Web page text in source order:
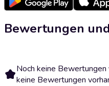
Bewertungen
Noch keine
keine Bewertungen